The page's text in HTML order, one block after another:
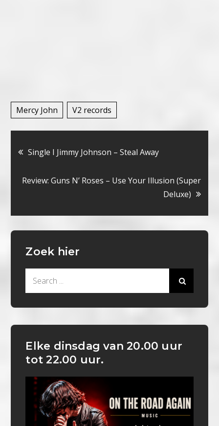
Mercy John V2 records
Bericht
navigatie
Single I Jimmy Johnson – Steal Away
Review: Guns N’ Roses – Use Your Illusion (Super
Deluxe)
Zoek hier
Elke dinsdag van 20.00 uur
tot 22.00 uur.